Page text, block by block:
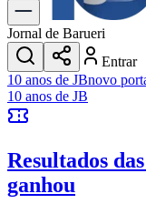
Dia a Dia & Lazer
Transportes
Gastronomia
Cinema & Shows
JogosNovo
Anuncie no Portal
Cadastrar
Divulgar Vagas
Jornal de Barueri
Entrar
10 anos de JBnovo
10 anos de JB
Resultados
ganhou